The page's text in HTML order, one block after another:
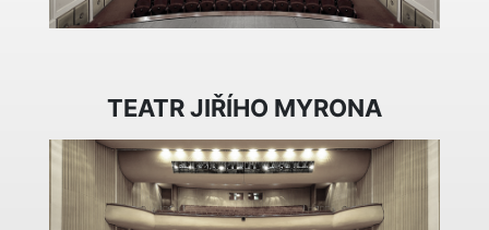
TEATR JIŘÍHO MYRONA